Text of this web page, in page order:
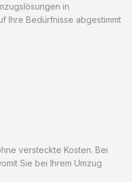
in
Ihre Bedürfnisse abgestimmt
versteckte Kosten. Bei
Sie bei Ihrem Umzug